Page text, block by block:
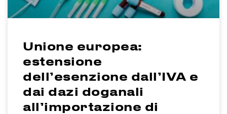
Unione europea:
estensione
dell’esenzione dall’IVA e
dai dazi doganali
all’importazione di